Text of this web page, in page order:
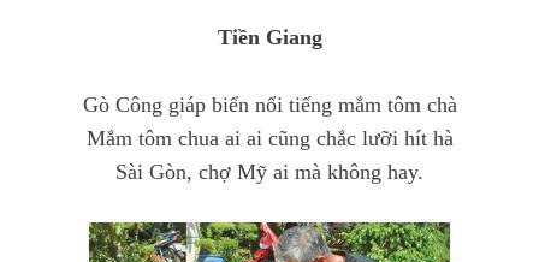
Tiền Giang
Gò Công giáp biển nổi tiếng mắm tôm chà
Mắm tôm chua ai ai cũng chắc lưỡi hít hà
Sài Gòn, chợ Mỹ ai mà không hay.